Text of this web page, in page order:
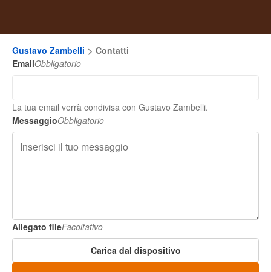
Gustavo Zambelli
Contatti
EmailObbligatorio
La tua email verrà condivisa con Gustavo Zambelli.
MessaggioObbligatorio
Allegato fileFacoltativo
Carica dal dispositivo